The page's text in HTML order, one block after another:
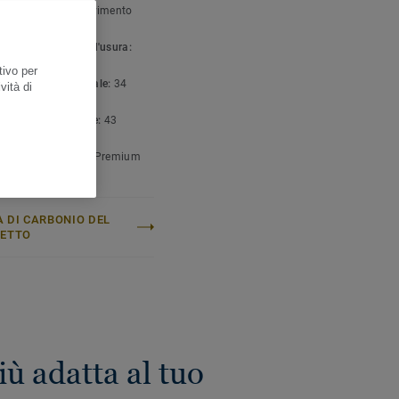
Pavimento
leganti strato d'usura:
commerciale: 34
industriale: 43
Premium
DI CARBONIO DEL
adatta al tuo
per
di